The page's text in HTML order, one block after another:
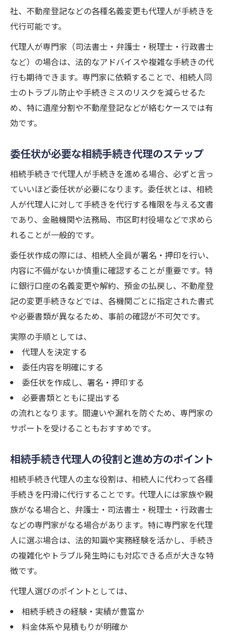
社、不動産登記などの各種名義変更も代理人が手続きを
代行可能です。
代理人が専門家（司法書士・弁護士・税理士・行政書士
など）の場合は、法的なアドバイスや複雑な手続きの代
行も期待できます。専門家に依頼することで、相続人同
士のトラブル防止や手続きミスのリスクを減らせるた
め、特に遺産分割や不動産登記などが絡むケースでは有
効です。
委任状が必要な相続手続き代理のステップ
相続手続きで代理人が手続きを進める場合、必ずと言っ
ていいほど委任状が必要になります。委任状とは、相続
人が代理人に対して手続きを代行する権限を与える文書
であり、金融機関や法務局、市区町村役場などで求めら
れることが一般的です。
委任状作成の際には、相続人全員が署名・押印を行い、
内容に不備がないか慎重に確認することが重要です。特
に銀行口座の名義変更や解約、預金の払戻し、不動産登
記の変更手続きなどでは、各機関ごとに指定された書式
や必要書類が異なるため、事前の確認が不可欠です。
実際の手順としては、
代理人を決定する
委任内容を明確にする
委任状を作成し、署名・押印する
必要書類とともに提出する
の流れとなります。間違いや漏れを防ぐため、専門家の
サポートを受けることもおすすめです。
相続手続き代理人の役割と進め方のポイント
相続手続き代理人の主な役割は、相続人に代わって各種
手続きを円滑に代行することです。代理人には家族や親
族がなる場合と、弁護士・司法書士・税理士・行政書士
などの専門家がなる場合があります。特に専門家を代理
人に選ぶ場合は、法的知識や実務経験を活かし、手続き
の複雑化やトラブル発生時にも対応できる点が大きな特
徴です。
代理人選びのポイントとしては、
相続手続きの経験・実績が豊富か
料金体系や見積もりが明確か